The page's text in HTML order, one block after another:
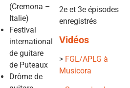
(Cremona –
Italie)
Festival
international
de guitare
de Puteaux
Drôme de
2e et 3e épisodes
enregistrés
Vidéos
> FGL/APLG à
Musicora